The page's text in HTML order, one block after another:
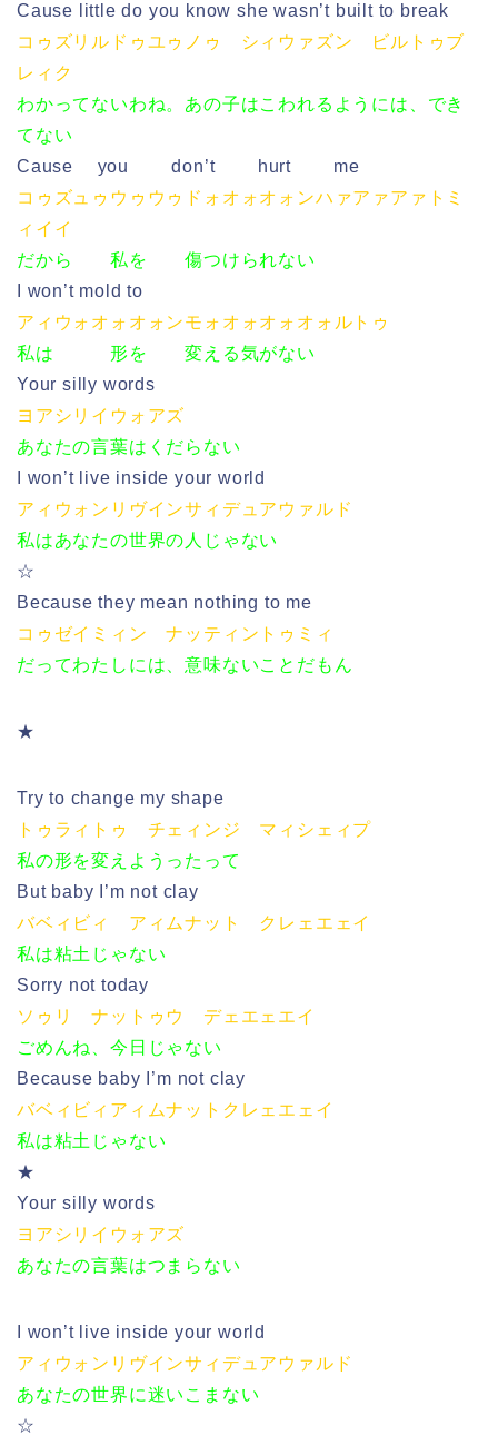
Cause little do you know she wasn’t built to break
コゥズリルドゥユゥノゥ シィウァズン ビルトゥブ
レィク
わかってないわね。あの子はこわれるようには、でき
てない
Cause you don’t hurt me
コゥズュゥウゥウゥドォオォオォンハァアァアァトミ
ィイイ
だから 私を 傷つけられない
I won’t mold to
アィウォオォオォンモォオォオォオォルトゥ
私は 形を 変える気がない
Your silly words
ヨアシリイウォアズ
あなたの言葉はくだらない
I won’t live inside your world
アィウォンリヴインサィデュアウァルド
私はあなたの世界の人じゃない
☆
Because they mean nothing to me
コゥゼイミィン ナッティントゥミィ
だってわたしには、意味ないことだもん
★
Try to change my shape
トゥラィトゥ チェィンジ マィシェィプ
私の形を変えようったって
But baby I’m not clay
バベィビィ アィムナット クレェエェイ
私は粘土じゃない
Sorry not today
ソゥリ ナットゥウ デェエェエイ
ごめんね、今日じゃない
Because baby I’m not clay
バベィビィアィムナットクレェエェイ
私は粘土じゃない
★
Your silly words
ヨアシリイウォアズ
あなたの言葉はつまらない
I won’t live inside your world
アィウォンリヴインサィデュアウァルド
あなたの世界に迷いこまない
☆